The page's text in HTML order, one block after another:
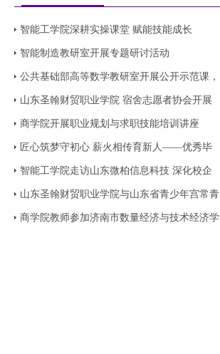
智能工学院深耕实操课堂 赋能技能成长
智能制造教研室开展专题研讨活动
公共基础部高等数学教研室开展公开示范课，
山东圣翰财贸职业学院 宿舍志愿者协会开展
商学院开展职业规划与求职技能培训讲座
匠心筑梦守初心 薪火相传育新人——优秀毕
智能工学院走访山东微柏信息科技 深化校企
山东圣翰财贸职业学院与山东省青少年宫常青
商学院教师参加济南市数量经济与技术经济学